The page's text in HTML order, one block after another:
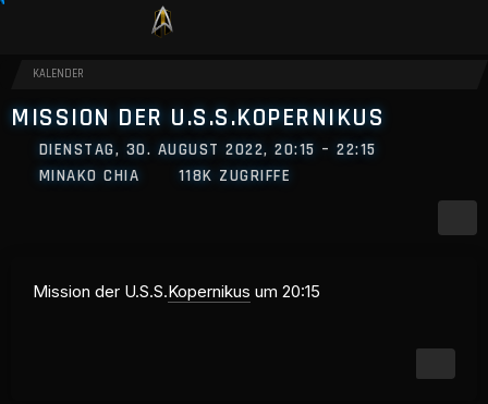
KALENDER
MISSION DER U.S.S.KOPERNIKUS
DIENSTAG, 30. AUGUST 2022, 20:15 – 22:15
MINAKO CHIA
118K ZUGRIFFE
Mission der U.S.S.Kopernikus um 20:15